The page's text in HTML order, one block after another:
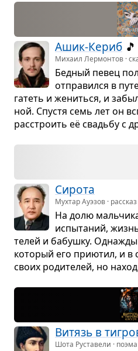
Ашик-Кериб 🎵
Михаил Лермонтов ·
Бед­ный певец
отпра­вился в
га­теть и жениться, и
ной. Спу­стя семь лет он
рас­стро­ить её сва­дьбу с
Сирота
Мухтар Ауэзов · рассказ
На долю
испы­та­ний,
те­лей и бабушку. Одна­жды
кото­рый его при­ю­тил, и
своих роди­те­лей, но
Витязь в
Шота Руставели · поэма